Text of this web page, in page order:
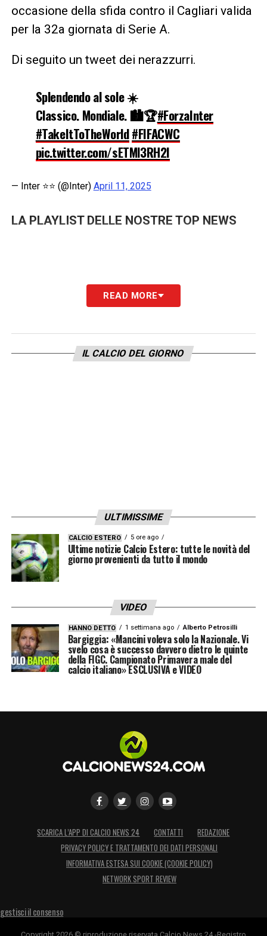
occasione della sfida contro il Cagliari valida
per la 32a giornata di Serie A.
Di seguito un tweet dei nerazzurri.
Splendendo al sole ☀️
Classico. Mondiale. 🏙️🏆#ForzaInter
#TakeItToTheWorld#FIFACWC
pic.twitter.com/sETMl3RH2I
— Inter ⭐⭐ (@Inter) April 11, 2025
LA PLAYLIST DELLE NOSTRE TOP NEWS
READ MORE
IL CALCIO DEL GIORNO
ULTIMISSIME
CALCIO ESTERO 5 ore ago
Ultime notizie Calcio Estero: tutte le novità del
giorno provenienti da tutto il mondo
VIDEO
HANNO DETTO 1 settimana ago Alberto Petrosilli
Bargiggia: «Mancini voleva solo la Nazionale. Vi
svelo cosa è successo davvero dietro le quinte
della FIGC. Campionato Primavera male del
calcio italiano» ESCLUSIVA e VIDEO
SCARICA L’APP DI CALCIO NEWS 24 CONTATTI
REDAZIONE
PRIVACY POLICY E TRATTAMENTO DEI DATI PERSONALI
INFORMATIVA ESTESA SUI COOKIE (COOKIE POLICY)
NETWORK SPORT REVIEW
gestisci il consenso